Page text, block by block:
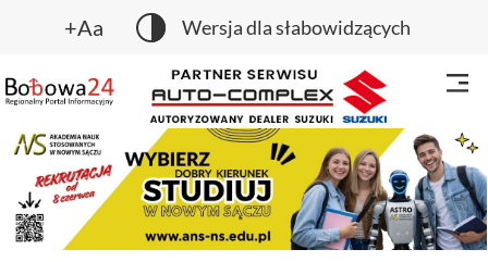
+Aa Wersja dla słabowidzących